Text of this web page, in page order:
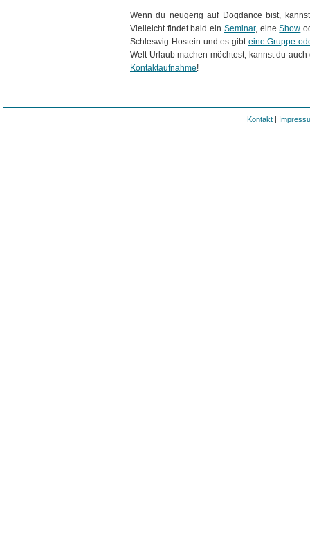
Wenn du neugerig auf Dogdance bist,
Vielleicht findet bald ein Seminar, eineShow
Schleswig-Hostein und es gibt eine Gruppe
Welt Urlaub machen möchtest, kannst du
Kontaktaufnahme!
Kontakt |